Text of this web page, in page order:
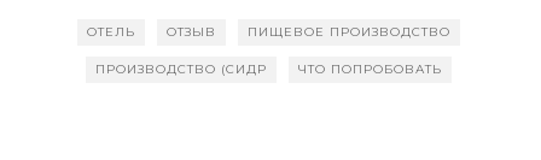
kl
as
ав
и
ОТЕЛЬ ОТЗЫВ ПИЩЕВОЕ ПРОИЗВОДСТВО
ПРОИЗВОДСТВО (СИДР ЧТО ПОПРОБОВАТЬ